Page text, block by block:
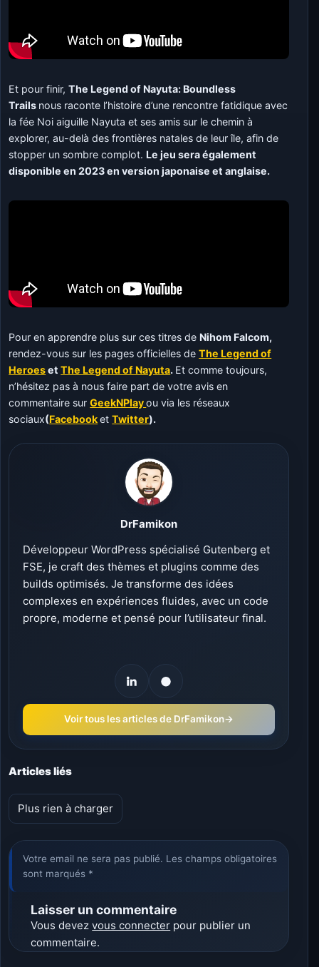
Et pour finir,The Legend of Nayuta: Boundless
Trails nous raconte l’histoire d’une rencontre fatidique avec
la fée Noi aiguille Nayuta et ses amis sur le chemin à
explorer, au-delà des frontières natales de leur île, afin de
stopper un sombre complot. Le jeu sera également
disponible en 2023 en version japonaise et anglaise.
Pour en apprendre plus sur ces titres de Nihom Falcom,
rendez-vous sur les pages officielles deThe Legend of
HeroesetThe Legend of Nayuta. Et comme toujours,
n’hésitez pas à nous faire part de votre avis en
commentaire surGeekNPlayou via les réseaux
sociaux(FacebooketTwitter).
DrFamikon
Développeur WordPress spécialisé Gutenberg et
FSE, je craft des thèmes et plugins comme des
builds optimisés. Je transforme des idées
complexes en expériences fluides, avec un code
propre, moderne et pensé pour l’utilisateur final.
Voir tous les articles de DrFamikon→
Articles liés
Plus rien à charger
Votre email ne sera pas publié. Les champs obligatoires
sont marqués *
Laisser un commentaire
Vous devezvous connecter pour publier un
commentaire.